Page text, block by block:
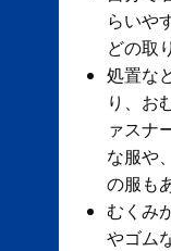
らいや
どの取
処置な
り、お
ァスナ
な服や
の服も
むくみ
やゴム